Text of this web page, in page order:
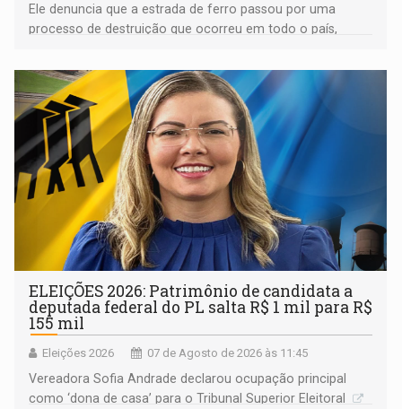
Ele denuncia que a estrada de ferro passou por uma
processo de destruição que ocorreu em todo o país,
ELEIÇÕES 2026: Patrimônio de candidata a
deputada federal do PL salta R$ 1 mil para R$
155 mil
Eleições 2026 07 de Agosto de 2026 às 11:45
Vereadora Sofia Andrade declarou ocupação principal
como ‘dona de casa’ para o Tribunal Superior Eleitoral